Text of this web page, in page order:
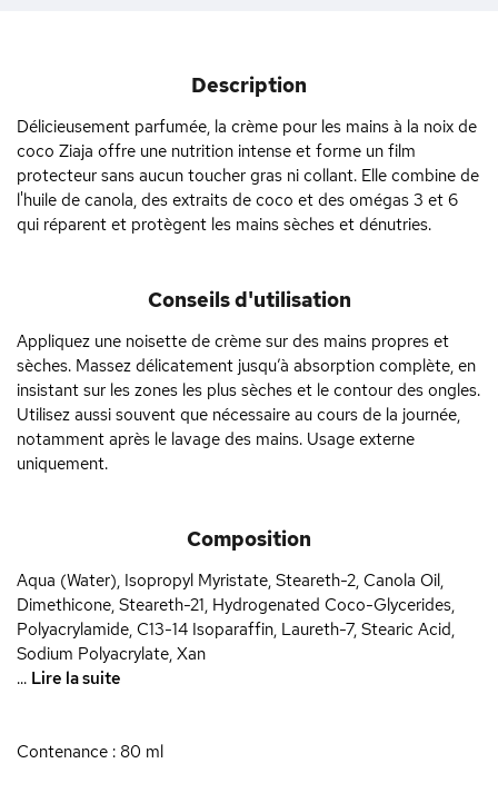
Description
Délicieusement parfumée, la crème pour les mains à la noix de
coco Ziaja offre une nutrition intense et forme un film
protecteur sans aucun toucher gras ni collant. Elle combine de
l'huile de canola, des extraits de coco et des omégas 3 et 6
qui réparent et protègent les mains sèches et dénutries.
Conseils d'utilisation
Appliquez une noisette de crème sur des mains propres et
sèches. Massez délicatement jusqu’à absorption complète, en
insistant sur les zones les plus sèches et le contour des ongles.
Utilisez aussi souvent que nécessaire au cours de la journée,
notamment après le lavage des mains. Usage externe
uniquement.
Composition
Aqua (Water), Isopropyl Myristate, Steareth-2, Canola Oil,
Dimethicone, Steareth-21, Hydrogenated Coco-Glycerides,
Polyacrylamide, C13-14 Isoparaffin, Laureth-7, Stearic Acid,
Sodium Polyacrylate, Xan
... Lire la suite
Contenance : 80 ml